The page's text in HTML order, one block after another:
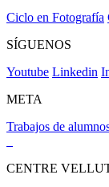
Ciclo en Fotografía
SÍGUENOS
Youtube Linkedin
META
Trabajos de
CENTRE